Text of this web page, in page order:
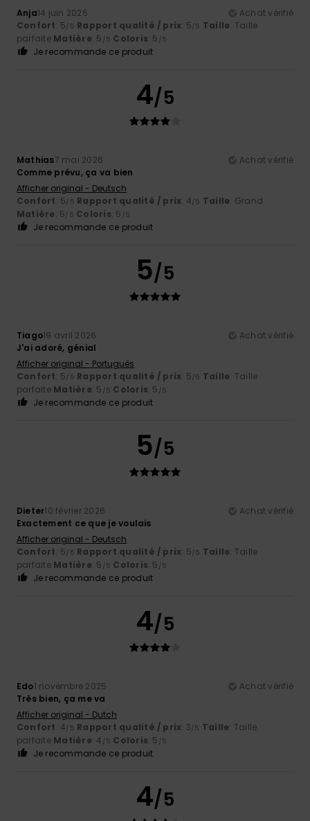
Anja14 juin 2026
Achat vérifié
Confort: 5/5 Rapport qualité / prix: 5/5 Taille: Taille
parfaite Matière: 5 /5 Coloris: 5 /5
Je recommande ce produit
4/5
Mathias7 mai 2026
Achat vérifié
Comme prévu, ça va bien
Afficher original - Deutsch
Confort: 5/5 Rapport qualité / prix: 4/5 Taille: Grand
Matière: 5/5 Coloris: 5 /5
Je recommande ce produit
5/5
Tiago19 avril 2026
Achat vérifié
J'ai adoré, génial
Afficher original - Português
Confort: 5/5 Rapport qualité / prix: 5/5 Taille: Taille
parfaite Matière: 5 /5 Coloris: 5 /5
Je recommande ce produit
5/5
Dieter10 février 2026
Achat vérifié
Exactement ce que je voulais
Afficher original - Deutsch
Confort: 5/5 Rapport qualité / prix: 5/5 Taille: Taille
parfaite Matière: 5 /5 Coloris: 5 /5
Je recommande ce produit
4/5
Edo1 novembre 2025
Achat vérifié
Très bien, ça me va
Afficher original - Dutch
Confort: 4/5 Rapport qualité / prix: 3/5 Taille: Taille
parfaite Matière: 4 /5 Coloris: 5 /5
Je recommande ce produit
4/5